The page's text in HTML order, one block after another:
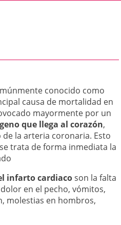
conocido como
causa de mortalidad en
mayormente por un
que llega al corazón,
la arteria coronaria. Esto
trata de forma inmediata la
infarto cardiacoson la falta
en el pecho, vómitos,
molestias en hombros,